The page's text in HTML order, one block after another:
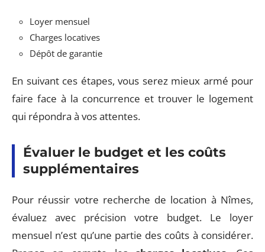
Loyer mensuel
Charges locatives
Dépôt de garantie
En suivant ces étapes, vous serez mieux armé pour
faire face à la concurrence et trouver le logement
qui répondra à vos attentes.
Évaluer le budget et les coûts
supplémentaires
Pour réussir votre recherche de location à Nîmes,
évaluez avec précision votre budget. Le loyer
mensuel n’est qu’une partie des coûts à considérer.